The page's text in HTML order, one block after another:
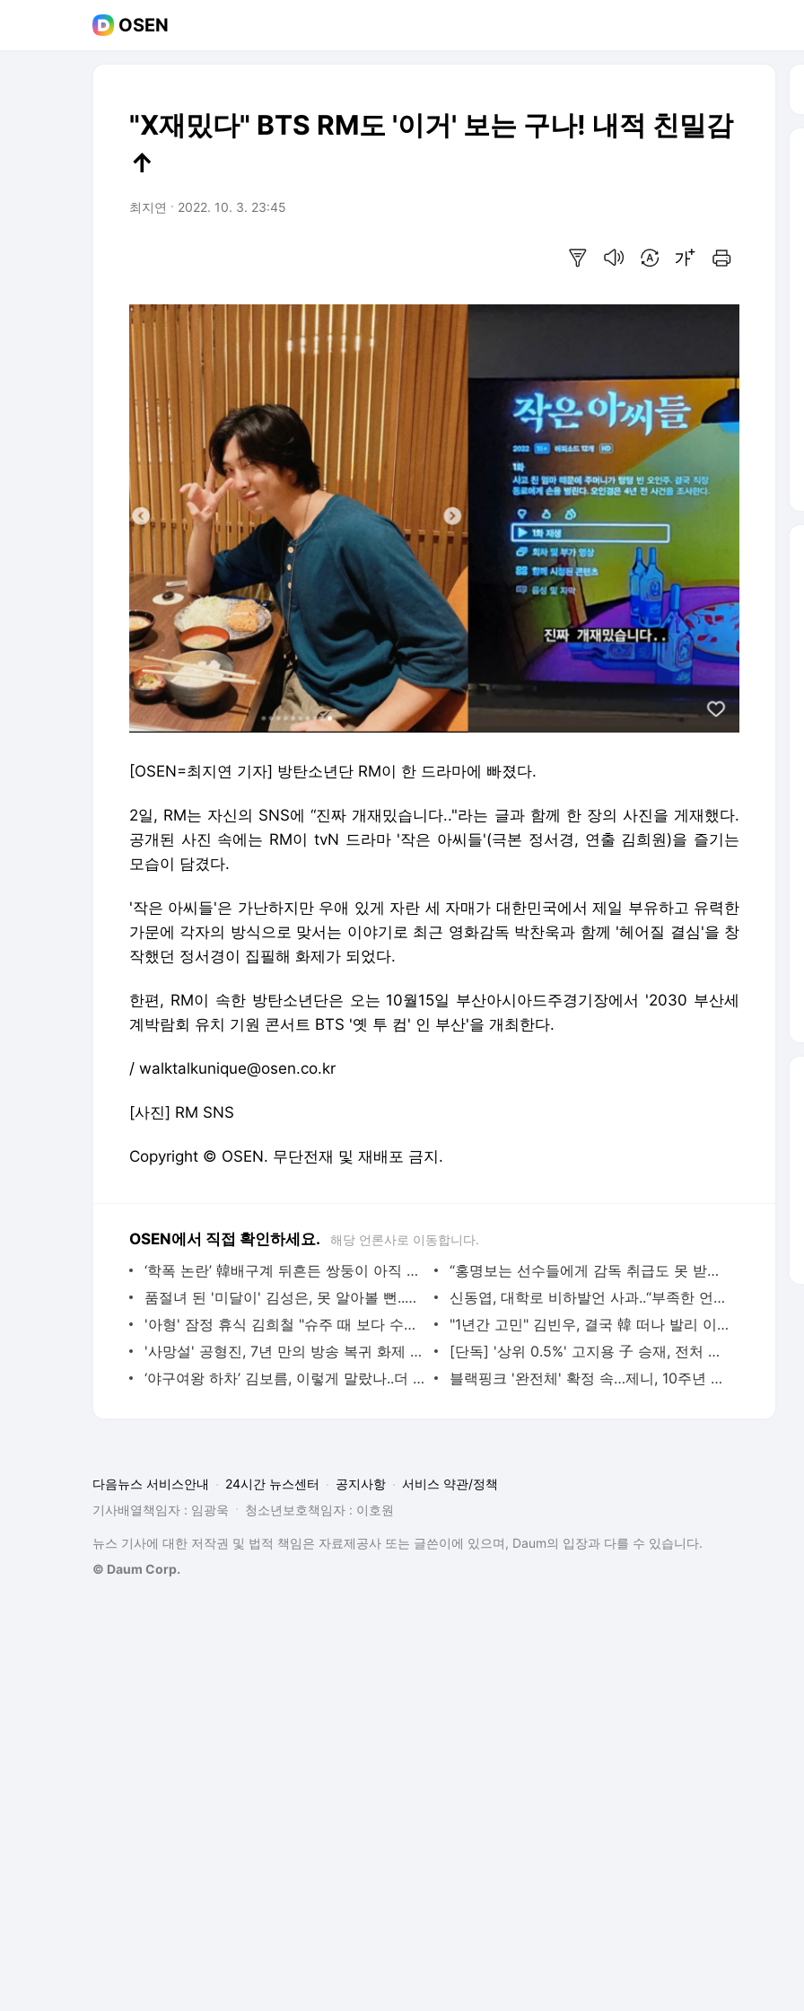
OSEN
"X재밌다" BTS RM도 '이거' 보는 구나! 내적 친밀감
↑
최지연 2022. 10. 3. 23:45
[OSEN=최지연 기자] 방탄소년단 RM이 한 드라마에 빠졌다.
2일, RM는 자신의 SNS에 “진짜 개재밌습니다.."라는 글과 함께 한 장의 사진을 게재했다.
공개된 사진 속에는 RM이 tvN 드라마 '작은 아씨들'(극본 정서경, 연출 김희원)을 즐기는
모습이 담겼다.
'작은 아씨들'은 가난하지만 우애 있게 자란 세 자매가 대한민국에서 제일 부유하고 유력한
가문에 각자의 방식으로 맞서는 이야기로 최근 영화감독 박찬욱과 함께 '헤어질 결심'을 창
작했던 정서경이 집필해 화제가 되었다.
한편, RM이 속한 방탄소년단은 오는 10월15일 부산아시아드주경기장에서 '2030 부산세
계박람회 유치 기원 콘서트 BTS '옛 투 컴' 인 부산'을 개최한다.
/ walktalkunique@osen.co.kr
[사진] RM SNS
Copyright © OSEN. 무단전재 및 재배포 금지.
OSEN에서 직접 확인하세요. 해당 언론사로 이동합니다.
‘학폭 논란’ 韓배구계 뒤흔든 쌍둥이 아직 현역이다! 나란히 아제르바이잔행→5년 만에 한솥
“홍명보는 선수들에게 감독 취급도 못 받았구만…” 축구팬들이 충격받은 이유…남아공전 하
품절녀 된 '미달이' 김성은, 못 알아볼 뻔..우아함 물씬 "생일 축하해"
신동엽, 대학로 비하발언 사과..“부족한 언행, 현장 노고 배려 못했다” [전문]
'아형' 잠정 휴식 김희철 "슈주 때 보다 수입 많다"…복귀 기대UP [핫피플]
"1년간 고민" 김빈우, 결국 韓 떠나 발리 이민…논란 속 새출발
'사망설' 공형진, 7년 만의 방송 복귀 화제 "1억 시계, 10개 팔아버텼다" [핫피플]
[단독] '상위 0.5%' 고지용 子 승재, 전처 허양임이 키운다…극비 이혼 2년 만 고백 (종합)
‘야구여왕 하차’ 김보름, 이렇게 말랐나..더 야위어진 근황 ‘걱정’
블랙핑크 '완전체' 확정 속…제니, 10주년 추억 꺼냈다 "함께 고마워"
다음뉴스 서비스안내 24시간 뉴스센터 공지사항
서비스 약관/정책
기사배열책임자 : 임광욱
청소년보호책임자 : 이호원
뉴스 기사에 대한 저작권 및 법적 책임은 자료제공사 또는 글쓴이에 있으며, Daum의 입장과 다를 수 있습니다.
© Daum Corp.